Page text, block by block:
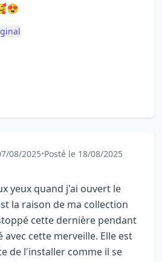
08/2025•Posté le 18/08/2025
yeux quand j'ai ouvert le
la raison de ma collection
stoppé cette dernière pendant
avec cette merveille. Elle est
de l'installer comme il se